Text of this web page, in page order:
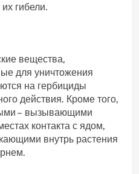
гибели.
вещества,
для уничтожения
на гербициды
действия. Кроме того,
– вызывающими
контакта с ядом,
внутрь растения